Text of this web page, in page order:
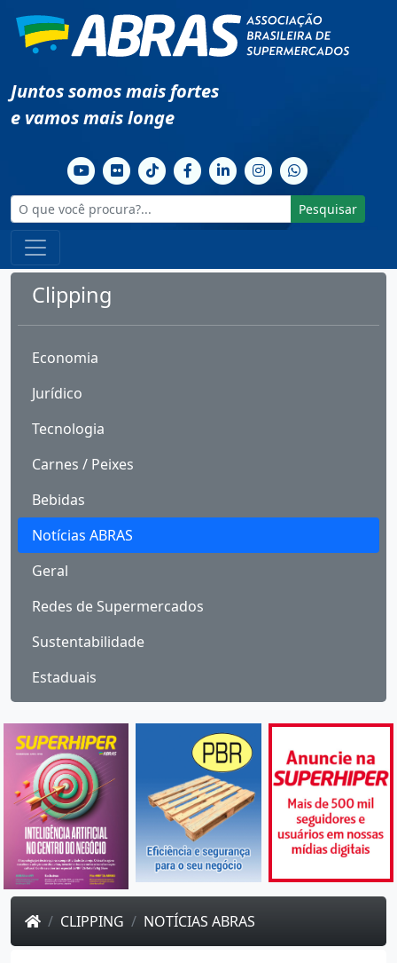
Juntos somos mais fortes
e vamos mais longe
Pesquisar
Clipping
Economia
Jurídico
Tecnologia
Carnes / Peixes
Bebidas
Notícias ABRAS
Geral
Redes de Supermercados
Sustentabilidade
Estaduais
CLIPPING NOTÍCIAS ABRAS